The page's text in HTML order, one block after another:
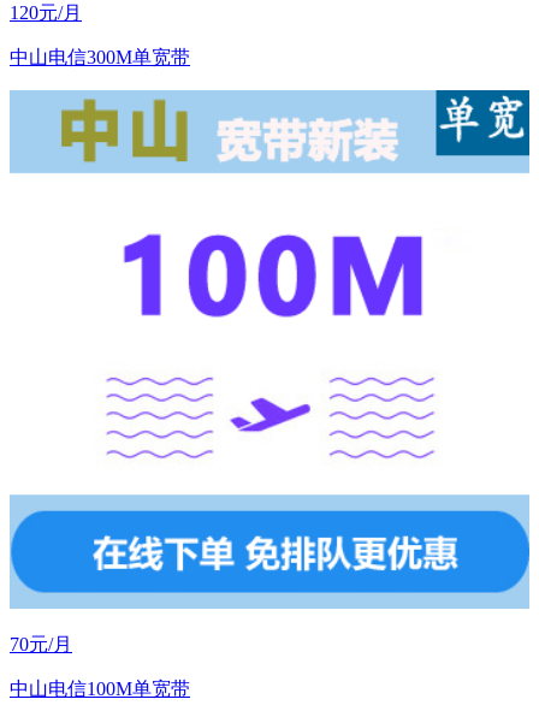
120元/月
中山电信300M单宽带
70元/月
中山电信100M单宽带